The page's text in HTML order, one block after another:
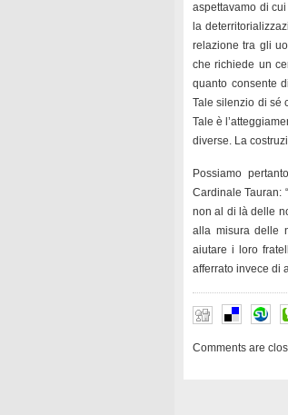
aspettavamo di
la
relazione tra gli
che richiede un
quanto consente
Tale silenzio di sé
Tale è
diverse. La
Possiamo
Cardinale Tauran:
non al di là delle
alla misura delle
aiutare i loro
afferrato invece di
Comments are